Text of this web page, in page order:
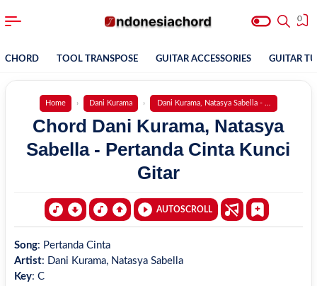
0
CHORD TOOL TRANSPOSE GUITAR ACCESSORIES GUITAR
Home Dani Kurama Dani Kurama, Natasya Sabella - Pertanda Cinta
Chord Dani Kurama, Natasya
Sabella - Pertanda Cinta Kunci
Gitar
AUTOSCROLL
Song: Pertanda Cinta
Artist: Dani Kurama, Natasya Sabella
Key: C